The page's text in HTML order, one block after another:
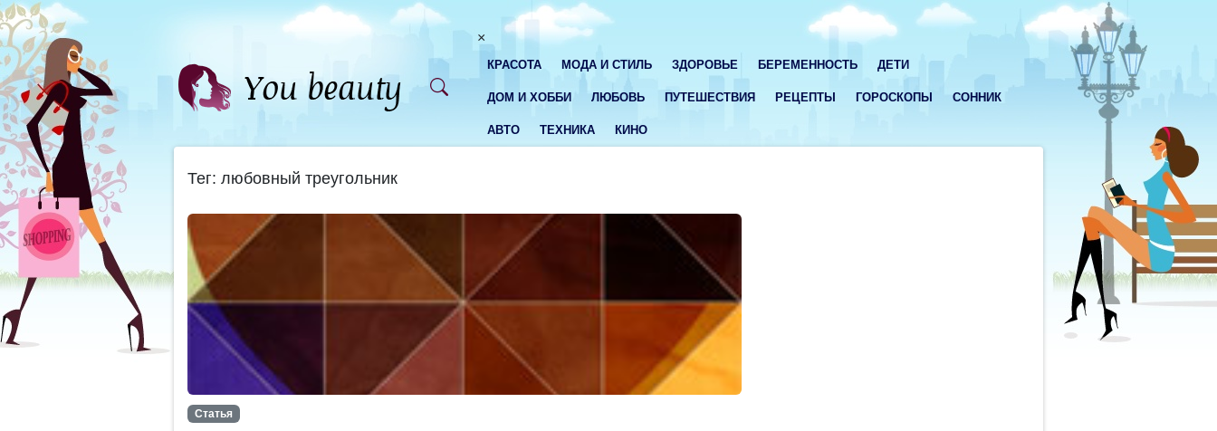
×
КРАСОТА МОДА И СТИЛЬ ЗДОРОВЬЕ БЕРЕМЕННОСТЬ ДЕТИ
ДОМ И ХОББИ ЛЮБОВЬ ПУТЕШЕСТВИЯ РЕЦЕПТЫ ГОРОСКОПЫ СОННИК
АВТО ТЕХНИКА КИНО
Тег: любовный треугольник
Статья